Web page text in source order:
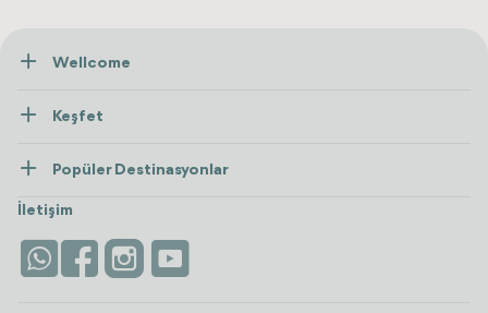
Wellcome
İletişim
Keşfet
Wellness
Konaklama
Life Platform
Popüler Destinasyonlar
Tümünü Gör
İstanbul
İletişim